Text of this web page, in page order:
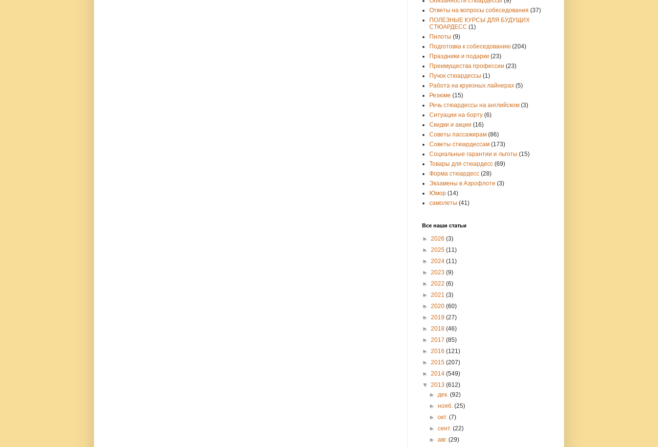
Ответы на вопросы собеседования (37)
ПОЛЕЗНЫЕ КУРСЫ ДЛЯ БУДУЩИХ
СТЮАРДЕСС (1)
Пилоты (9)
Подготовка к собеседованию (204)
Праздники и подарки (23)
Преимущества профессии (23)
Пучок стюардессы (1)
Работа на круизных лайнерах (5)
Резюме (15)
Речь стюардессы на английском (3)
Ситуации на борту (6)
Скидки и акции (16)
Советы пассажирам (86)
Советы стюардессам (173)
Социальные гарантии и льготы (15)
Товары для стюардесс (69)
Форма стюардесс (28)
Экзамены в Аэрофлоте (3)
Юмор (14)
самолеты (41)
Все наши статьи
► 2026 (3)
► 2025 (11)
► 2024 (11)
► 2023 (9)
► 2022 (6)
► 2021 (3)
► 2020 (60)
► 2019 (27)
► 2018 (46)
► 2017 (85)
► 2016 (121)
► 2015 (207)
► 2014 (549)
▼ 2013 (612)
►дек.(92)
►нояб.(25)
►окт.(7)
►сент.(22)
►авг.(29)